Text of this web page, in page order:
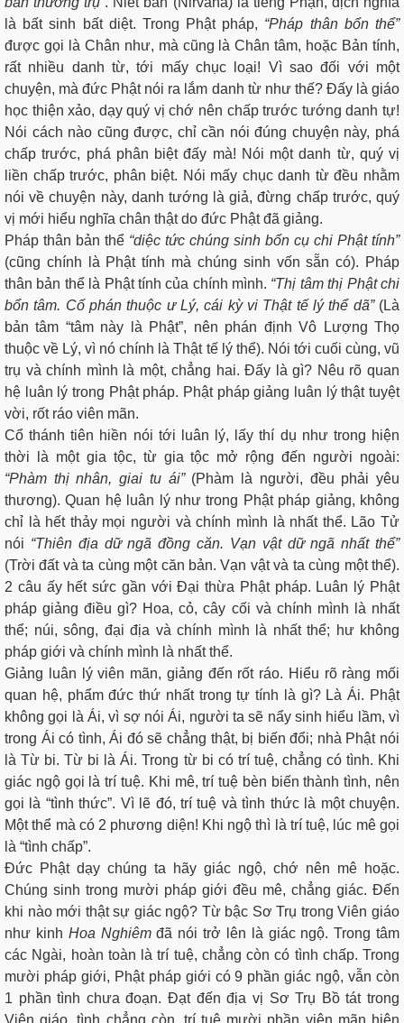
là bất sinh bất diệt. Trong Phật pháp, “Pháp thân bổn thể”
được gọi là Chân như, mà cũng là Chân tâm, hoặc Bản tính,
rất nhiều danh từ, tới mấy chục loại! Vì sao đối với một
chuyện, mà đức Phật nói ra lắm danh từ như thế? Đấy là giáo
học thiện xảo, dạy quý vị chớ nên chấp trước tướng danh tự!
Nói cách nào cũng được, chỉ cần nói đúng chuyện này, phá
chấp trước, phá phân biệt đấy mà! Nói một danh từ, quý vị
liền chấp trước, phân biệt. Nói mấy chục danh từ đều nhằm
nói về chuyện này, danh tướng là giả, đừng chấp trước, quý
vị mới hiểu nghĩa chân thật do đức Phật đã giảng.
Pháp thân bản thể “diệc tức chúng sinh bổn cụ chi Phật tính”
(cũng chính là Phật tính mà chúng sinh vốn sẵn có). Pháp
thân bản thể là Phật tính của chính mình. “Thị tâm thị Phật chi
bổn tâm. Cố phán thuộc ư Lý, cái kỳ vi Thật tế lý thể dã” (Là
bản tâm “tâm này là Phật”, nên phán định Vô Lượng Thọ
thuộc về Lý, vì nó chính là Thật tế lý thể). Nói tới cuối cùng, vũ
trụ và chính mình là một, chẳng hai. Đấy là gì? Nêu rõ quan
hệ luân lý trong Phật pháp. Phật pháp giảng luân lý thật tuyệt
vời, rốt ráo viên mãn.
Cổ thánh tiên hiền nói tới luân lý, lấy thí dụ như trong hiện
thời là một gia tộc, từ gia tộc mở rộng đến người ngoài:
“Phàm thị nhân, giai tu ái” (Phàm là người, đều phải yêu
thương). Quan hệ luân lý như trong Phật pháp giảng, không
chỉ là hết thảy mọi người và chính mình là nhất thể. Lão Tử
nói “Thiên địa dữ ngã đồng căn. Vạn vật dữ ngã nhất thể”
(Trời đất và ta cùng một căn bản. Vạn vật và ta cùng một thể).
2 câu ấy hết sức gần với Đại thừa Phật pháp. Luân lý Phật
pháp giảng điều gì? Hoa, cỏ, cây cối và chính mình là nhất
thể; núi, sông, đại địa và chính mình là nhất thể; hư không
pháp giới và chính mình là nhất thể.
Giảng luân lý viên mãn, giảng đến rốt ráo. Hiểu rõ ràng mối
quan hệ, phẩm đức thứ nhất trong tự tính là gì? Là Ái. Phật
không gọi là Ái, vì sợ nói Ái, người ta sẽ nẩy sinh hiểu lầm, vì
trong Ái có tình, Ái đó sẽ chẳng thật, bị biến đổi; nhà Phật nói
là Từ bi. Từ bi là Ái. Trong từ bi có trí tuệ, chẳng có tình. Khi
giác ngộ gọi là trí tuệ. Khi mê, trí tuệ bèn biến thành tình, nên
gọi là “tình thức”. Vì lẽ đó, trí tuệ và tình thức là một chuyện.
Một thể mà có 2 phương diện! Khi ngộ thì là trí tuệ, lúc mê gọi
là “tình chấp”.
Đức Phật dạy chúng ta hãy giác ngộ, chớ nên mê hoặc.
Chúng sinh trong mười pháp giới đều mê, chẳng giác. Đến
khi nào mới thật sự giác ngộ? Từ bậc Sơ Trụ trong Viên giáo
như kinh Hoa Nghiêmđã nói trở lên là giác ngộ. Trong tâm
các Ngài, hoàn toàn là trí tuệ, chẳng còn có tình chấp. Trong
mười pháp giới, Phật pháp giới có 9 phần giác ngộ, vẫn còn
1 phần tình chưa đoạn. Đạt đến địa vị Sơ Trụ Bồ tát trong
Viên giáo, tình chẳng còn, trí tuệ mười phần viên mãn hiện